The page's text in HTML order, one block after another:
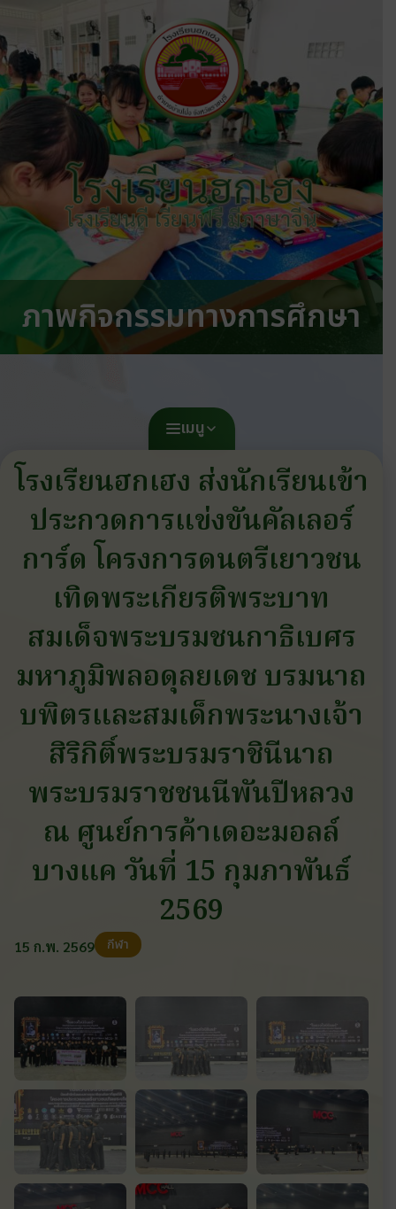
โรงเรียนฮกเฮง
โรงเรียนดี เรียนฟรี มีภาษาจีน
ภาพกิจกรรมทางการศึกษา
เมนู
โรงเรียนฮกเฮง ส่งนักเรียนเข้า
ประกวดการแข่งขันคัลเลอร์
การ์ด โครงการดนตรีเยาวชน
เทิดพระเกียรติพระบาท
สมเด็จพระบรมชนกาธิเบศร
มหาภูมิพลอดุลยเดช บรมนาถ
บพิตรและสมเด็กพระนางเจ้า
สิริกิติ์พระบรมราชินีนาถ
พระบรมราชชนนีพันปีหลวง
ณ ศูนย์การค้าเดอะมอลล์
บางแค วันที่ 15 กุมภาพันธ์
2569
15 ก.พ. 2569 กีฬา